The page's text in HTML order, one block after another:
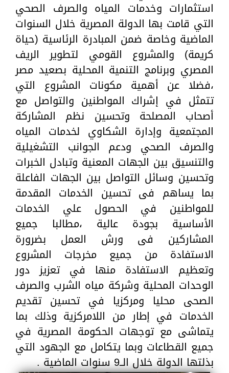
استثمارات وخدمات المياه والصرف الصحي
التي قامت بها الدولة المصرية خلال السنوات
الماضية وخاصة ضمن المبادرة الرئاسية (حياة
كريمة) والمشروع القومي لتطوير الريف
المصري وبرنامج التنمية المحلية بصعيد مصر
،فضلا عن أهمية مكونات المشروع التي
تتمثل في إشراك المواطنين والتواصل مع
أصحاب المصلحة وتحسين نظم المشاركة
المجتمعية وإدارة الشكاوي لخدمات المياه
والصرف الصحي ودعم الجوانب التشغيلية
والتنسيق بين الجهات المعنية وتبادل الخبرات
وتحسين وسائل التواصل بين الجهات الفاعلة
بما يساهم فى تحسين الخدمات المقدمة
للمواطنين في الحصول علي الخدمات
الأساسية بجودة عالية ،مطالبا جميع
المشاركين فى ورش العمل بضرورة
الاستفادة من جميع مخرجات المشروع
وتعظيم الاستفادة منها في تعزيز دور
الوحدات المحلية وشركة مياه الشرب والصرف
الصحى محليا ومركزيا في تحسين تقديم
الخدمات في إطار من اللامركزية وذلك بما
يتماشى مع توجهات الحكومة المصرية في
جميع القطاعات وبما يتكامل مع الجهود التي
بذلتها الدولة خلال الــ9 سنوات الماضية .